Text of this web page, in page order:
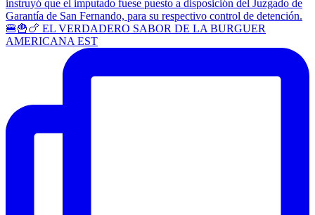
🍔🍟🍗 EL VERDADERO SABOR DE LA BURGUER
AMERICANA EST